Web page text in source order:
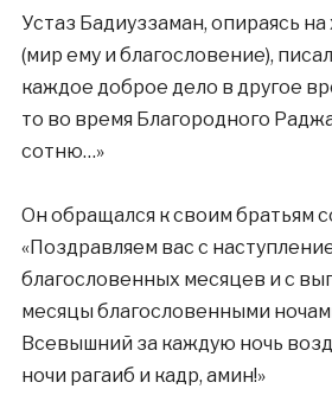
Устаз Бадиуззаман, опираясь
(мир ему и благословение),
каждое доброе дело в другое
то во время Благородного
сотню…»
Он обращался к своим братьям
«Поздравляем вас с
благословенных месяцев и с
месяцы благословенными
Всевышний за каждую ночь
ночи рагаиб и кадр, амин!»